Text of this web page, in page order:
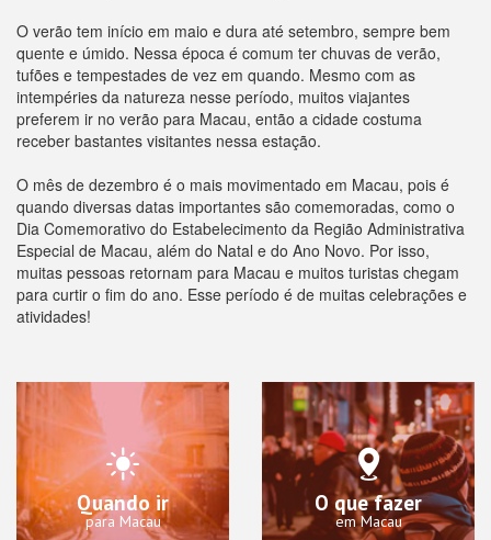
O verão tem início em maio e dura até setembro, sempre bem
quente e úmido. Nessa época é comum ter chuvas de verão,
tufões e tempestades de vez em quando. Mesmo com as
intempéries da natureza nesse período, muitos viajantes
preferem ir no verão para Macau, então a cidade costuma
receber bastantes visitantes nessa estação.
O mês de dezembro é o mais movimentado em Macau, pois é
quando diversas datas importantes são comemoradas, como o
Dia Comemorativo do Estabelecimento da Região Administrativa
Especial de Macau, além do Natal e do Ano Novo. Por isso,
muitas pessoas retornam para Macau e muitos turistas chegam
para curtir o fim do ano. Esse período é de muitas celebrações e
atividades!
Quando ir
para Macau
O que fazer
em Macau